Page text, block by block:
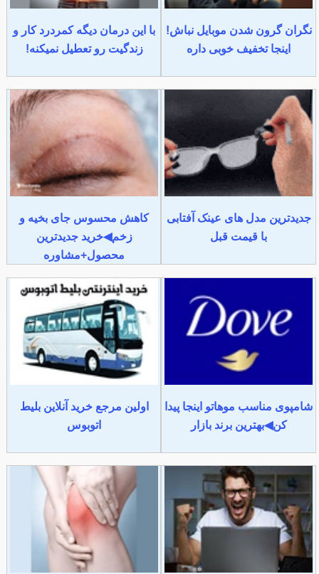
نگران گرون شدن موبایل نباش!
اینجا تخفیف خوبی داره
با این درمان دیگه کمردرد کار و
زندگیت رو تعطیل نمیکنه!
جدیدترین مدل های عینک آفتابی
با قیمت قبل
کاهش محسوس جای بخیه و
زخم◀خرید جدیدترین
محصول+مشاوره
شامپوی مناسب موهاتو اینجا پیدا
کن◀بهترین برند بازار
اولین مرجع خرید آنلاین بلیط
اتوبوس